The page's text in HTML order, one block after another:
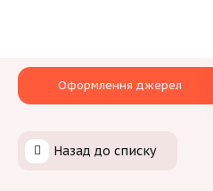
Оформлення джерел
Назад до списку